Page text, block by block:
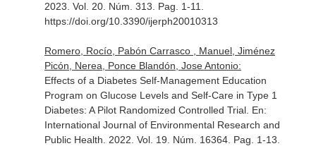
2023. Vol. 20. Núm. 313. Pag. 1-11.
https://doi.org/10.3390/ijerph20010313
Romero, Rocío, Pabón Carrasco , Manuel, Jiménez
Picón, Nerea, Ponce Blandón, Jose Antonio:
Effects of a Diabetes Self-Management Education
Program on Glucose Levels and Self-Care in Type 1
Diabetes: A Pilot Randomized Controlled Trial. En:
International Journal of Environmental Research and
Public Health . 2022. Vol. 19. Núm. 16364. Pag. 1-13.